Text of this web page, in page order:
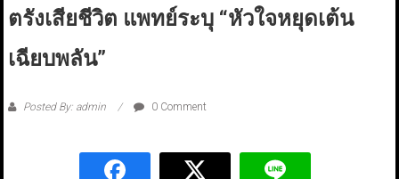
ตรังเสียชีวิต แพทย์ระบุ “หัวใจหยุดเต้น
เฉียบพลัน”
Posted By: admin 0 Comment